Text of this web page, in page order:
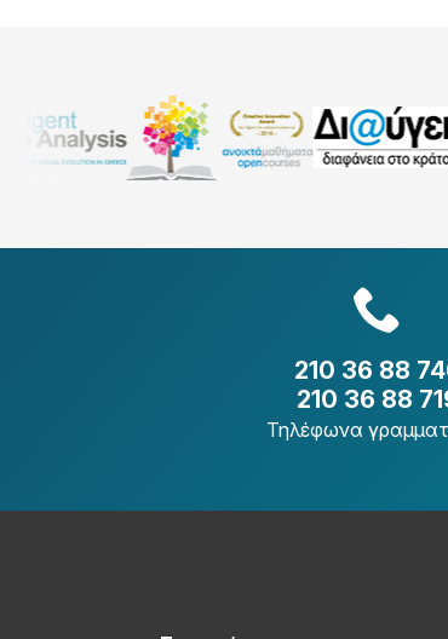
210 36 88
210 36 88
Τηλέφωνα